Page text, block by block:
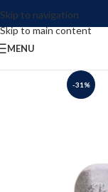
Skip to navigation
Skip to main content
MENU
-31%